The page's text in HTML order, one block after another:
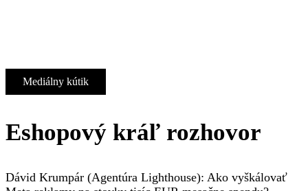
Mediálny kútik
Eshopový kráľ rozhovor
Dávid Krumpár (Agentúra Lighthouse): Ako vyškálovať